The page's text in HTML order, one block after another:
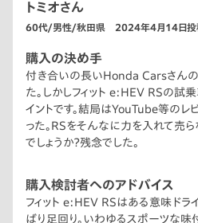
トミオさん
60代/男性/秋田県 2024年4月14日投
購入の決め手
付き合いの長いHonda Carsさん
た。しかしフィット e:HEV RSの試
イントです。結局はYouTube等のレ
った。RSをそんなに力を入れて売
でしょうか？残念でした。
購入検討者へのアドバイス
フィット e:HEV RSはある意味ドラ
ばり足回り。いわゆるスポーツな味